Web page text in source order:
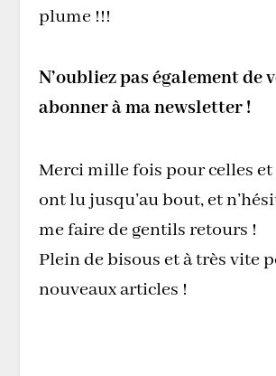
plume !!!
N’oubliez pas également de
abonner à ma newsletter !
Merci mille fois pour celles et
ont lu jusqu’au bout, et
me faire de gentils retours !
Plein de bisous et à très vite
nouveaux articles !